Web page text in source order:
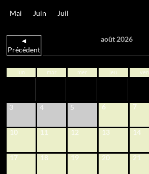
Mai Juin Juil
◄
Précédent
août 2026
lun mar mer jeu ven
3 4 5 6 7
10 11 12 13 14
17 18 19 20 21